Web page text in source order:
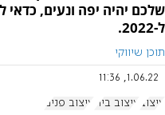
שלכם יהיה יפה ונעים,
ל-2022.
תוכן שיווקי
1.06.22, 11:36
עיצוב עיצוב בית עיצוב פנים